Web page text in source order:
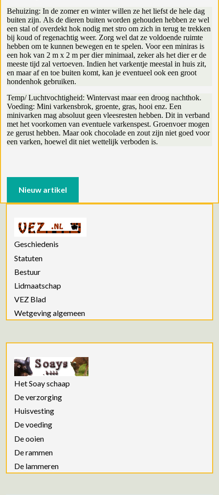
Behuizing: In de zomer en winter willen ze het liefst de hele dag
buiten zijn. Als de dieren buiten worden gehouden hebben ze wel
een stal of overdekt hok nodig met stro om zich in terug te trekken
bij koud of regenachtig weer. Zorg wel dat ze voldoende ruimte
hebben om te kunnen bewegen en te spelen. Voor een miniras is
een hok van 2 m x 2 m per dier minimaal, zeker als het dier er de
meeste tijd zal vertoeven. Indien het varkentje meestal in huis zit,
en maar af en toe buiten komt, kan je eventueel ook een groot
hondenhok gebruiken.
Temp/ Luchtvochtigheid: Wintervast maar een droog nachthok.
Voeding: Mini varkensbrok, groente, gras, hooi enz. Een
minivarken mag absoluut geen vleesresten hebben. Dit in verband
met het voorkomen van eventuele varkenspest. Groenvoer mogen
ze gerust hebben. Maar ook chocolade en zout zijn niet goed voor
een varken, hoewel dit niet wettelijk verboden is.
Nieuw artikel
Geschiedenis
Statuten
Bestuur
Lidmaatschap
VEZ Blad
Wetgeving algemeen
Het Soay schaap
De verzorging
Huisvesting
De voeding
De ooien
De rammen
De lammeren